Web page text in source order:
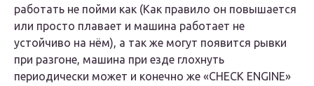
работать не пойми как (Как правило он повышается
или просто плавает и машина работает не
устойчиво на нём), а так же могут появится рывки
при разгоне, машина при езде глохнуть
периодически может и конечно же «СHEСK ЕNGINЕ»